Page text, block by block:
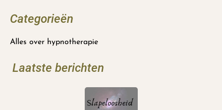
Categorieën
Alles over hypnotherapie
Laatste berichten